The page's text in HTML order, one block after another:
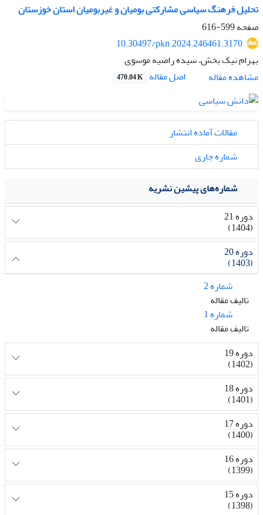
تحلیل فرهنگ سیاسی مشارکتی بومیان و غیربومیان استان خوزستان
صفحه599-616
10.30497/pkn.2024.246461.3170
بهرام نیک بخش، سیده راضیه موسوی
مشاهده مقاله
اصل مقاله 470.04 K
مقالات آماده انتشار
شماره جاری
شماره‌های پیشین نشریه
دوره 21
(1404)
دوره 20
(1403)
شماره 2
تالیف مقاله
شماره 1
تالیف مقاله
دوره 19
(1402)
دوره 18
(1401)
دوره 17
(1400)
دوره 16
(1399)
دوره 15
(1398)